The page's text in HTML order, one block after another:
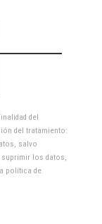
del
del tratamiento:
salvo
los datos,
política de